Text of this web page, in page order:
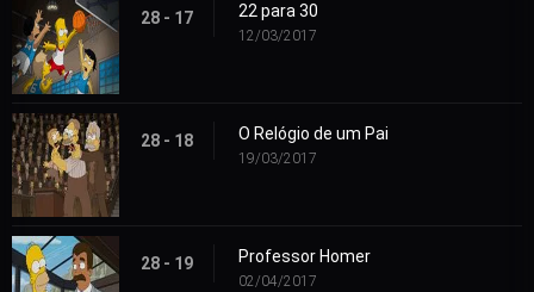
28 - 17 22 para 30
12/03/2017
28 - 18 O Relógio de um Pai
19/03/2017
28 - 19 Professor Homer
02/04/2017